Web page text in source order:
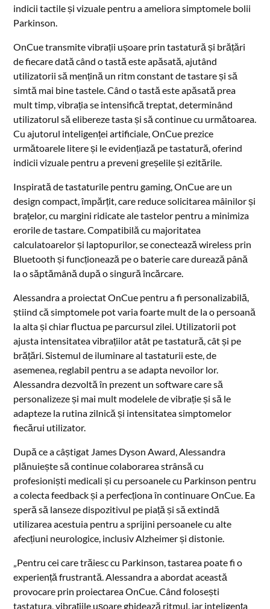
indicii tactile și vizuale pentru a ameliora simptomele bolii
Parkinson.
OnCue transmite vibrații ușoare prin tastatură și brățări
de fiecare dată când o tastă este apăsată, ajutând
utilizatorii să mențină un ritm constant de tastare și să
simtă mai bine tastele. Când o tastă este apăsată prea
mult timp, vibrația se intensifică treptat, determinând
utilizatorul să elibereze tasta și să continue cu următoarea.
Cu ajutorul inteligenței artificiale, OnCue prezice
următoarele litere și le evidențiază pe tastatură, oferind
indicii vizuale pentru a preveni greșelile și ezitările.
Inspirată de tastaturile pentru gaming, OnCue are un
design compact, împărțit, care reduce solicitarea mâinilor și
brațelor, cu margini ridicate ale tastelor pentru a minimiza
erorile de tastare. Compatibilă cu majoritatea
calculatoarelor și laptopurilor, se conectează wireless prin
Bluetooth și funcționează pe o baterie care durează până
la o săptămână după o singură încărcare.
Alessandra a proiectat OnCue pentru a fi personalizabilă,
știind că simptomele pot varia foarte mult de la o persoană
la alta și chiar fluctua pe parcursul zilei. Utilizatorii pot
ajusta intensitatea vibrațiilor atât pe tastatură, cât și pe
brățări. Sistemul de iluminare al tastaturii este, de
asemenea, reglabil pentru a se adapta nevoilor lor.
Alessandra dezvoltă în prezent un software care să
personalizeze și mai mult modelele de vibrație și să le
adapteze la rutina zilnică și intensitatea simptomelor
fiecărui utilizator.
După ce a câștigat James Dyson Award, Alessandra
plănuiește să continue colaborarea strânsă cu
profesioniști medicali și cu persoanele cu Parkinson pentru
a colecta feedback și a perfecționa în continuare OnCue. Ea
speră să lanseze dispozitivul pe piață și să extindă
utilizarea acestuia pentru a sprijini persoanele cu alte
afecțiuni neurologice, inclusiv Alzheimer și distonie.
„Pentru cei care trăiesc cu Parkinson, tastarea poate fi o
experiență frustrantă. Alessandra a abordat această
provocare prin proiectarea OnCue. Când folosești
tastatura, vibrațiile ușoare ghidează ritmul, iar inteligența